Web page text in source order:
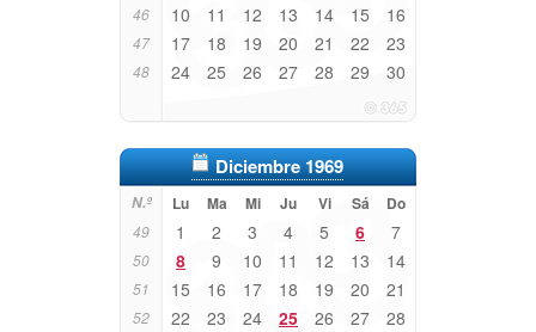
46 10 11 12 13 14 15 16
47 17 18 19 20 21 22 23
48 24 25 26 27 28 29 30
Diciembre 1969
N.º Lu Ma Mi Ju Vi Sá Do
49 1 2 3 4 5 6 7
50 8 9 10 11 12 13 14
51 15 16 17 18 19 20 21
52 22 23 24 25 26 27 28